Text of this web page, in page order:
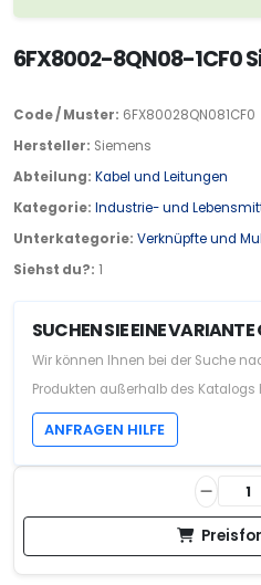
6FX8002-8QN08-1CF0
Code / Muster: 6FX80028QN081CF0
Hersteller: Siemens
Abteilung: Kabel und Leitungen
Kategorie: Industrie- und
Unterkategorie: Verknüpfte und
Siehst du?: 1
SUCHEN SIE EINE
Wir können Ihnen bei der Suche
Produkten außerhalb des Katalogs
ANFRAGEN HILFE